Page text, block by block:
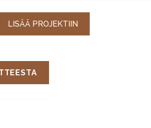
LISÄÄ PROJEKTIIN